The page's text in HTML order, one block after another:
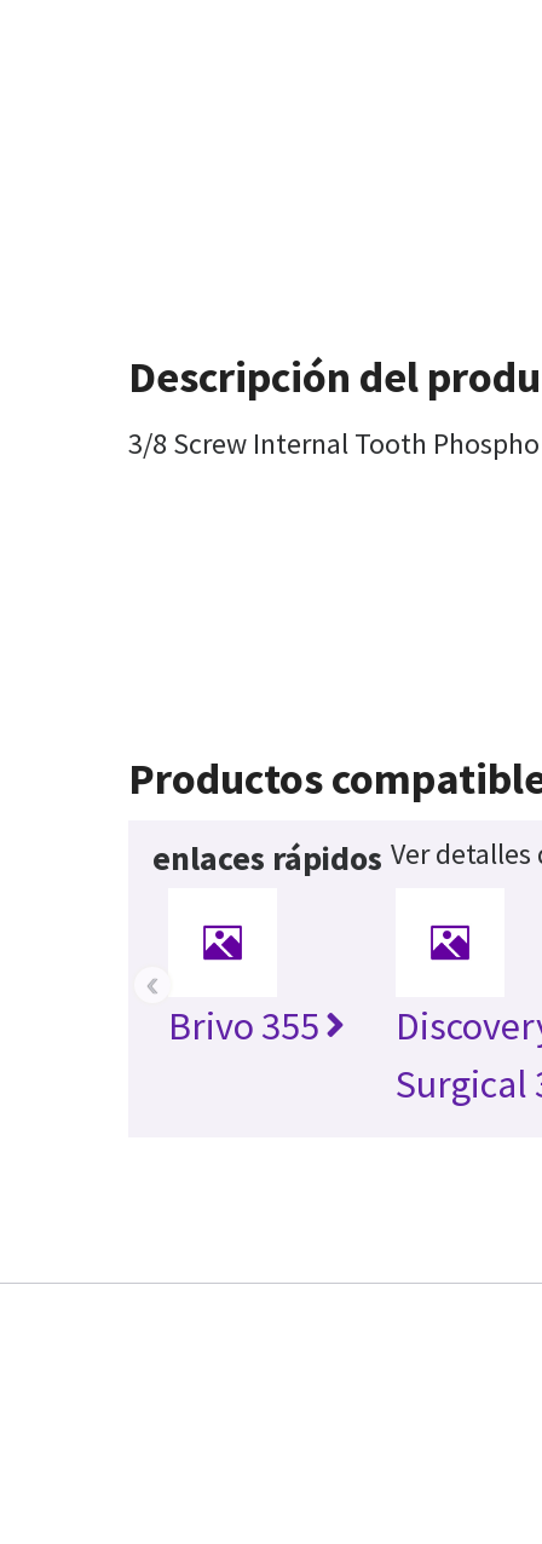
Descripción del
3/8 Screw Internal Tooth
Productos
enlaces rápidos Ver
Brivo 355
Surgical
‹